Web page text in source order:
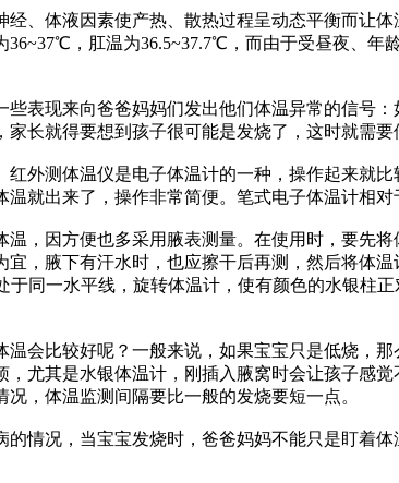
体液因素使产热、散热过程呈动态平衡而让
，肛温为36.5~37.7℃，而由于受昼夜、
现来向爸爸妈妈们发出他们体温异常的信号
长就得要想到孩子很可能是发烧了，这时就需要
测体温仪是电子体温计的一种，操作起来就
就出来了，操作非常简便。笔式电子体温计相对
因方便也多采用腋表测量。在使用时，要先
，腋下有汗水时，也应擦干后再测，然后将体
同一水平线，旋转体温计，使有颜色的水银柱
比较好呢？一般来说，如果宝宝只是低烧，那
尤其是水银体温计，刚插入腋窝时会让孩子感
，体温监测间隔要比一般的发烧要短一点。
况，当宝宝发烧时，爸爸妈妈不能只是盯着体